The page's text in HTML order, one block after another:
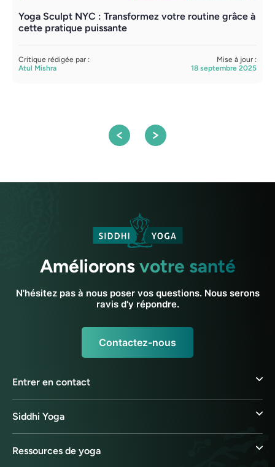
Yoga Sculpt NYC : Transformez votre routine grâce à
cette pratique puissante
Critique rédigée par :
Atul Mishra
Mise à jour :
18 septembre 2025
Amélioronsvotre santé
N'hésitez pas à nous poser vos questions. Nous serons
ravis d'y répondre.
Contactez-nous
Entrer en contact
Siddhi Yoga
Ressources de yoga